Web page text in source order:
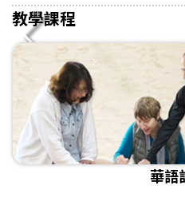
教學課程
華語